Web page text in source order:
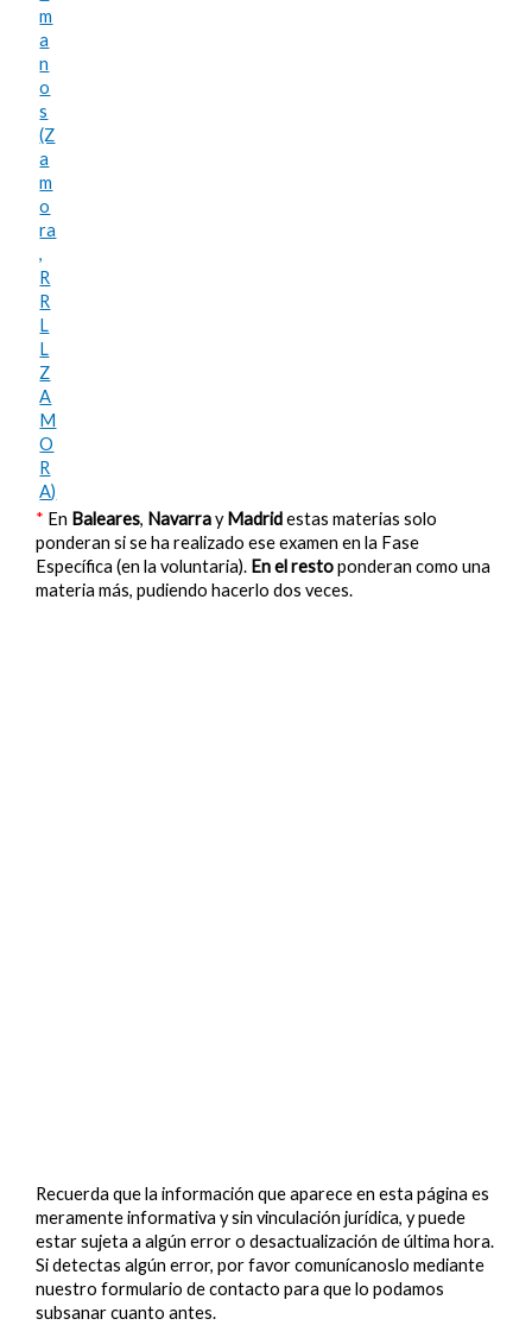
m
a
n
o
s
(Z
a
m
o
ra
,
R
R
L
L
Z
A
M
O
R
A)
* En Baleares, NavarrayMadridestas materias solo
ponderan si se ha realizado ese examen en la Fase
Específica (en la voluntaria). En el restoponderan como una
materia más, pudiendo hacerlo dos veces.
Recuerda que la información que aparece en esta página es
meramente informativa y sin vinculación jurídica, y puede
estar sujeta a algún error o desactualización de última hora.
Si detectas algún error, por favor comunícanoslo mediante
nuestro formulario de contacto para que lo podamos
subsanar cuanto antes.